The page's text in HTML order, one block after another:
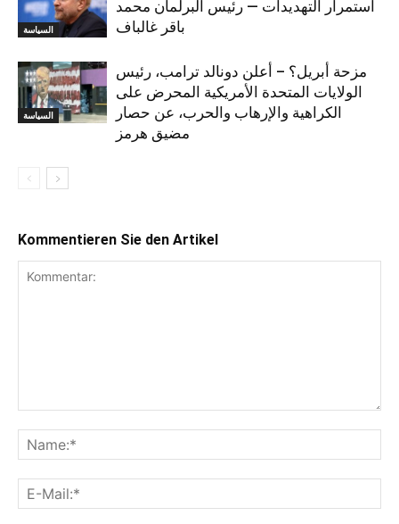
السياسة
استمرار التهديدات — رئيس البرلمان محمد
باقر غالباف
السياسة
مزحة أبريل؟ – أعلن دونالد ترامب، رئيس
الولايات المتحدة الأمريكية المحرض على
الكراهية والإرهاب والحرب، عن حصار
مضيق هرمز
Kommentieren Sie den Artikel